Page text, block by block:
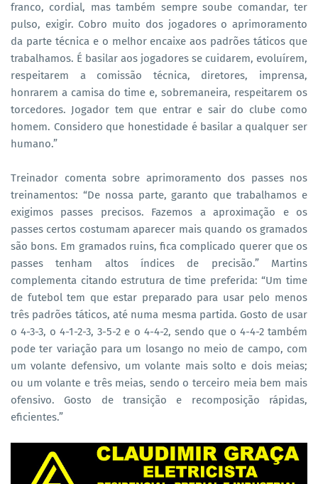
franco, cordial, mas também sempre soube comandar, ter
pulso, exigir. Cobro muito dos jogadores o aprimoramento
da parte técnica e o melhor encaixe aos padrões táticos que
trabalhamos. É basilar aos jogadores se cuidarem, evoluírem,
respeitarem a comissão técnica, diretores, imprensa,
honrarem a camisa do time e, sobremaneira, respeitarem os
torcedores. Jogador tem que entrar e sair do clube como
homem. Considero que honestidade é basilar a qualquer ser
humano.”
Treinador comenta sobre aprimoramento dos passes nos
treinamentos: “De nossa parte, garanto que trabalhamos e
exigimos passes precisos. Fazemos a aproximação e os
passes certos costumam aparecer mais quando os gramados
são bons. Em gramados ruins, fica complicado querer que os
passes tenham altos índices de precisão.” Martins
complementa citando estrutura de time preferida: “Um time
de futebol tem que estar preparado para usar pelo menos
três padrões táticos, até numa mesma partida. Gosto de usar
o 4-3-3, o 4-1-2-3, 3-5-2 e o 4-4-2, sendo que o 4-4-2 também
pode ter variação para um losango no meio de campo, com
um volante defensivo, um volante mais solto e dois meias;
ou um volante e três meias, sendo o terceiro meia bem mais
ofensivo. Gosto de transição e recomposição rápidas,
eficientes.”